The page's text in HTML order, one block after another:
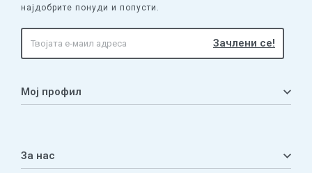
најдобрите понуди и попусти.
Мој профил
Листа на желби
За нас